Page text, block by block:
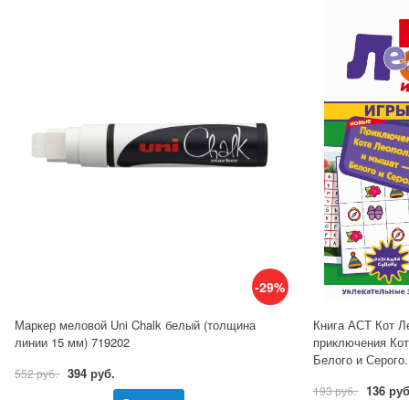
-29%
Маркер меловой Uni Chalk белый (толщина
линии 15 мм) 719202
552 руб. 394 руб.
Книга АСТ Кот
приключения
Белого и
193 руб. 136